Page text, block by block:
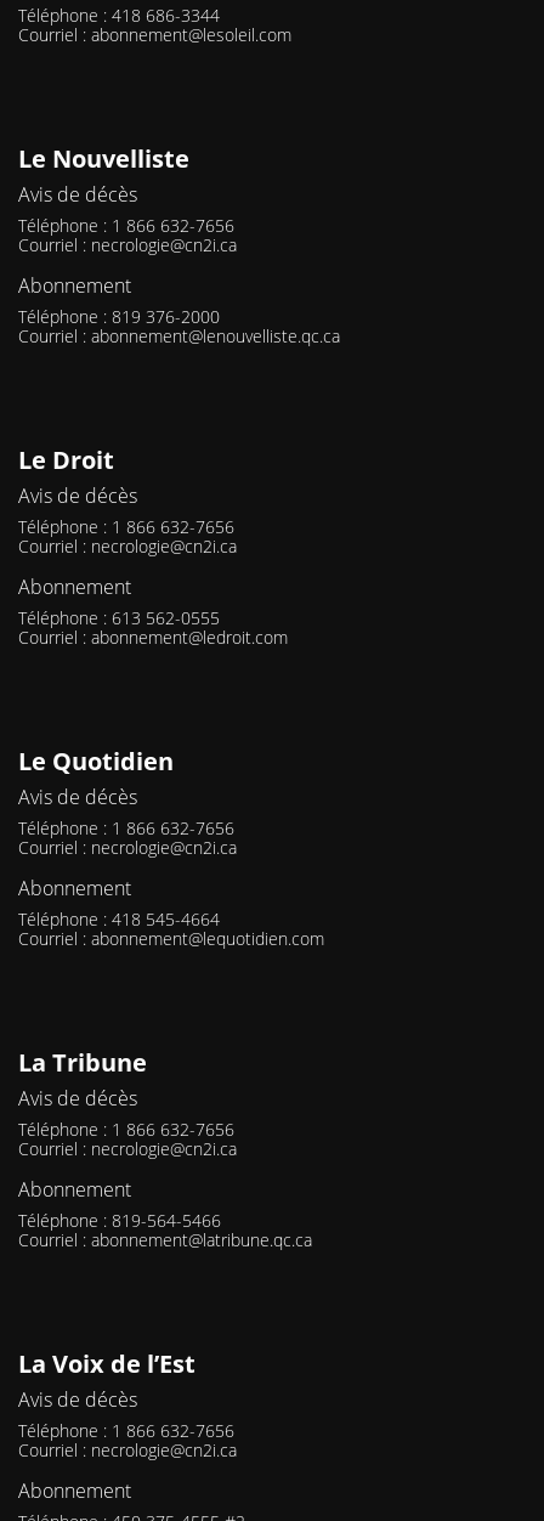
Téléphone : 418 686-3344
Courriel : abonnement@lesoleil.com
Le Nouvelliste
Avis de décès
Téléphone : 1 866 632-7656
Courriel : necrologie@cn2i.ca
Abonnement
Téléphone : 819 376-2000
Courriel : abonnement@lenouvelliste.qc.ca
Le Droit
Avis de décès
Téléphone : 1 866 632-7656
Courriel : necrologie@cn2i.ca
Abonnement
Téléphone : 613 562-0555
Courriel : abonnement@ledroit.com
Le Quotidien
Avis de décès
Téléphone : 1 866 632-7656
Courriel : necrologie@cn2i.ca
Abonnement
Téléphone : 418 545-4664
Courriel : abonnement@lequotidien.com
La Tribune
Avis de décès
Téléphone : 1 866 632-7656
Courriel : necrologie@cn2i.ca
Abonnement
Téléphone : 819-564-5466
Courriel : abonnement@latribune.qc.ca
La Voix de l’Est
Avis de décès
Téléphone : 1 866 632-7656
Courriel : necrologie@cn2i.ca
Abonnement